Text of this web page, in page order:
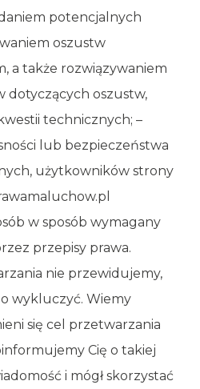
potencjalnych
oszustw
a także rozwiązywaniem
dotyczących oszustw,
technicznych; –
lub bezpieczeństwa
użytkowników strony
w sposób wymagany
przepisy prawa.
nie przewidujemy,
wykluczyć. Wiemy
się cel przetwarzania
Cię o takiej
i mógł skorzystać